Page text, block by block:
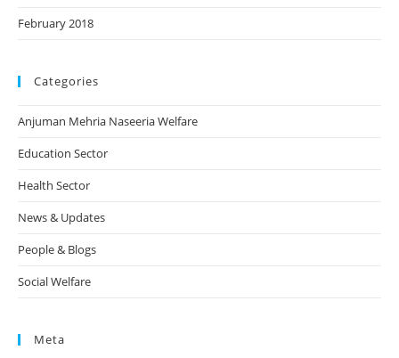
February 2018
Categories
Anjuman Mehria Naseeria Welfare
Education Sector
Health Sector
News & Updates
People & Blogs
Social Welfare
Meta